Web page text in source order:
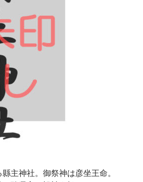
主神社。御祭神は彦坐王命。